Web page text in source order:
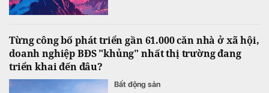
Từng công bố phát triển gần 61.000 căn nhà ở xã hội,
doanh nghiệp BĐS "khủng" nhất thị trường đang
triển khai đến đâu?
Bất động sản